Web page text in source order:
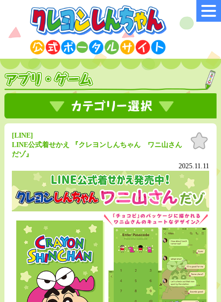
[LINE]
LINE公式着せかえ 『クレヨンしんちゃん ワニ山さん
だゾ』
お気
に入
2025.11.11